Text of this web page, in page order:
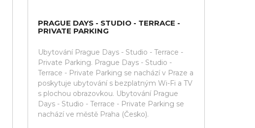
PRAGUE DAYS - STUDIO - TERRACE -
PRIVATE PARKING
Ubytování Prague Days - Studio - Terrace -
Private Parking. Prague Days - Studio -
Terrace - Private Parking se nachází v Praze a
poskytuje ubytování s bezplatným Wi-Fi a TV
s plochou obrazovkou. Ubytování Prague
Days - Studio - Terrace - Private Parking se
nachází ve městě Praha (Česko).